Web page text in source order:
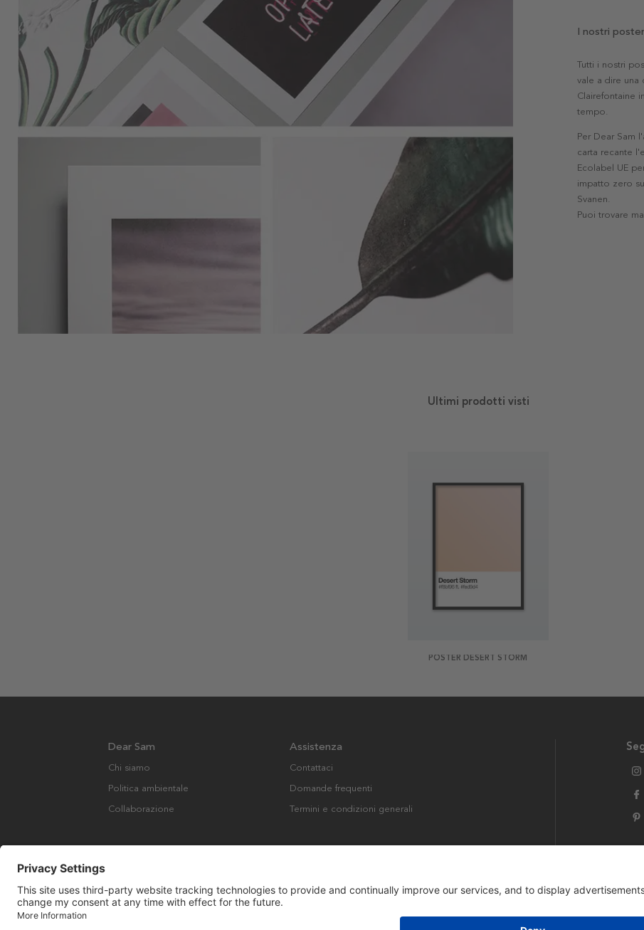
I nostri poster
Tutti i nostri
vale a dire una
Clairefontaine
tempo.
Per Dear Sam
carta recante
Ecolabel UE
impatto zero
Svanen.
Puoi trovare
Ultimi prodotti visti
POSTER DESERT STORM
Dear Sam
Chi siamo
Politica ambientale
Collaborazione
Assistenza
Contattaci
Domande frequenti
Termini e condizioni generali